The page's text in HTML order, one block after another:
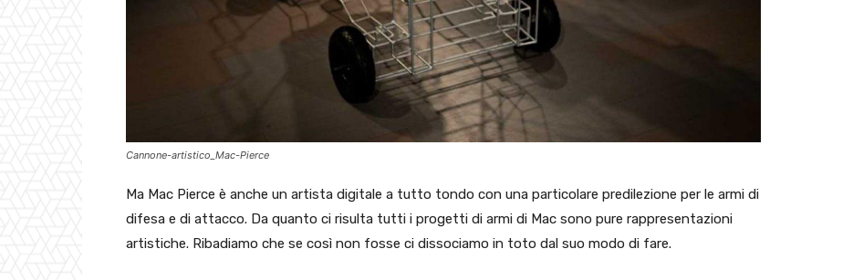
Cannone-artistico_Mac-Pierce
Ma Mac Pierce è anche un artista digitale a tutto tondo con una particolare predilezione per le armi di
difesa e di attacco. Da quanto ci risulta tutti i progetti di armi di Mac sono pure rappresentazioni
artistiche. Ribadiamo che se così non fosse ci dissociamo in toto dal suo modo di fare.